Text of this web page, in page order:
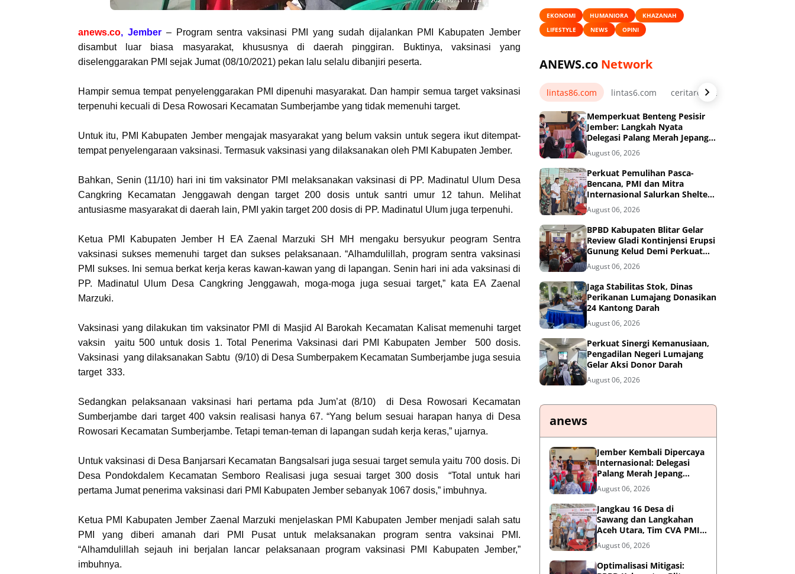
anews.co, Jember– Program sentra vaksinasi PMI yang sudah dijalankan PMI Kabupaten Jember
disambut luar biasa masyarakat, khususnya di daerah pinggiran. Buktinya, vaksinasi yang
diselenggarakan PMI sejak Jumat (08/10/2021) pekan lalu selalu dibanjiri peserta.
Hampir semua tempat penyelenggarakan PMI dipenuhi masyarakat. Dan hampir semua target vaksinasi
terpenuhi kecuali di Desa Rowosari Kecamatan Sumberjambe yang tidak memenuhi target.
Untuk itu, PMI Kabupaten Jember mengajak masyarakat yang belum vaksin untuk segera ikut ditempat-
tempat penyelengaraan vaksinasi. Termasuk vaksinasi yang dilaksanakan oleh PMI Kabupaten Jember.
Bahkan, Senin (11/10) hari ini tim vaksinator PMI melaksanakan vaksinasi di PP. Madinatul Ulum Desa
Cangkring Kecamatan Jenggawah dengan target 200 dosis untuk santri umur 12 tahun. Melihat
antusiasme masyarakat di daerah lain, PMI yakin target 200 dosis di PP. Madinatul Ulum juga terpenuhi.
Ketua PMI Kabupaten Jember H EA Zaenal Marzuki SH MH mengaku bersyukur peogram Sentra
vaksinasi sukses memenuhi target dan sukses pelaksanaan. “Alhamdulillah, program sentra vaksinasi
PMI sukses. Ini semua berkat kerja keras kawan-kawan yang di lapangan. Senin hari ini ada vaksinasi di
PP. Madinatul Ulum Desa Cangkring Jenggawah, moga-moga juga sesuai target,” kata EA Zaenal
Marzuki.
Vaksinasi yang dilakukan tim vaksinator PMI di Masjid Al Barokah Kecamatan Kalisat memenuhi target
vaksin yaitu 500 untuk dosis 1. Total Penerima Vaksinasi dari PMI Kabupaten Jember 500 dosis.
Vaksinasi yang dilaksanakan Sabtu (9/10) di Desa Sumberpakem Kecamatan Sumberjambe juga sesuia
target 333.
Sedangkan pelaksanaan vaksinasi hari pertama pda Jum’at (8/10) di Desa Rowosari Kecamatan
Sumberjambe dari target 400 vaksin realisasi hanya 67. “Yang belum sesuai harapan hanya di Desa
Rowosari Kecamatan Sumberjambe. Tetapi teman-teman di lapangan sudah kerja keras,” ujarnya.
Untuk vaksinasi di Desa Banjarsari Kecamatan Bangsalsari juga sesuai target semula yaitu 700 dosis. Di
Desa Pondokdalem Kecamatan Semboro Realisasi juga sesuai target 300 dosis “Total untuk hari
pertama Jumat penerima vaksinasi dari PMI Kabupaten Jember sebanyak 1067 dosis,” imbuhnya.
Ketua PMI Kabupaten Jember Zaenal Marzuki menjelaskan PMI Kabupaten Jember menjadi salah satu
PMI yang diberi amanah dari PMI Pusat untuk melaksanakan program sentra vaksinai PMI.
“Alhamdulillah sejauh ini berjalan lancar pelaksanaan program vaksinasi PMI Kabupaten Jember,”
imbuhnya.
EKONOMI HUMANIORA
KHAZANAH
LIFESTYLE
NEWS OPINI
ANEWS.co Network
lintas86.com lintas6.com ceritarelawan.my.id
Memperkuat Benteng Pesisir
Jember: Langkah Nyata
Delegasi Palang Merah Jepang
Dampingi Relawan dan Sekolah
Tangguh Bencana
August 06, 2026
Perkuat Pemulihan Pasca-
Bencana, PMI dan Mitra
Internasional Salurkan Shelter
Toolkit untuk 1.200 Keluarga di
Aceh Utara
August 06, 2026
BPBD Kabupaten Blitar Gelar
Review Gladi Kontinjensi Erupsi
Gunung Kelud Demi Perkuat
Mitigasi Bencana
August 06, 2026
Jaga Stabilitas Stok, Dinas
Perikanan Lumajang Donasikan
24 Kantong Darah
August 06, 2026
Perkuat Sinergi Kemanusiaan,
Pengadilan Negeri Lumajang
Gelar Aksi Donor Darah
August 06, 2026
anews
Jember Kembali Dipercaya
Internasional: Delegasi
Palang Merah Jepang
Perkuat Kesiapsiagaan
Bencana di Kawasan
Pesisir dan Sekolah
August 06, 2026
Jangkau 16 Desa di
Sawang dan Langkahan
Aceh Utara, Tim CVA PMI
Salurkan 1.200 Paket
Shelter Toolkit
August 06, 2026
Optimalisasi Mitigasi: